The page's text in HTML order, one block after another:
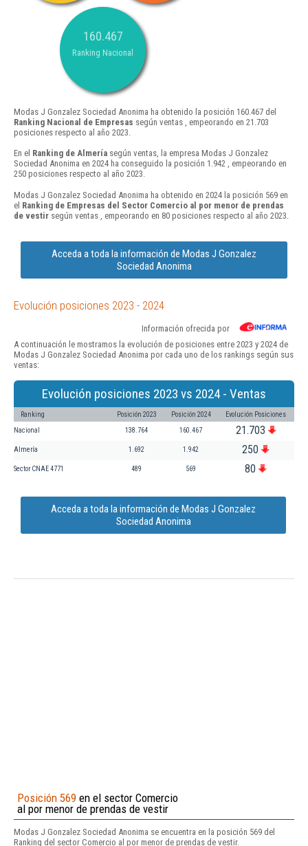
160.467
Ranking Nacional
Modas J Gonzalez Sociedad Anonima ha obtenido la posición 160.467 del
Ranking Nacional de Empresas según ventas , empeorando en 21.703
posiciones respecto al año 2023.
En el Ranking de Almería según ventas, la empresa Modas J Gonzalez
Sociedad Anonima en 2024 ha conseguido la posición 1.942 , empeorando en
250 posiciones respecto al año 2023.
Modas J Gonzalez Sociedad Anonima ha obtenido en 2024 la posición 569 en
el Ranking de Empresas del Sector Comercio al por menor de prendas
de vestir según ventas , empeorando en 80 posiciones respecto al año 2023.
Acceda a toda la información de Modas J Gonzalez
Sociedad Anonima
Evolución posiciones 2023 - 2024
Información ofrecida por
A continuación le mostramos la evolución de posiciones entre 2023 y 2024 de
Modas J Gonzalez Sociedad Anonima por cada uno de los rankings según sus
ventas:
Evolución posiciones 2023 vs 2024 - Ventas
Ranking Posición 2023 Posición 2024 Evolución Posiciones
Nacional 138.764 160.467 21.703
Almería 1.692 1.942 250
Sector CNAE 4771 489 569 80
Acceda a toda la información de Modas J Gonzalez
Sociedad Anonima
Posición 569 en el sector Comercio
al por menor de prendas de vestir
Modas J Gonzalez Sociedad Anonima se encuentra en la posición 569 del
Ranking del sector Comercio al por menor de prendas de vestir.